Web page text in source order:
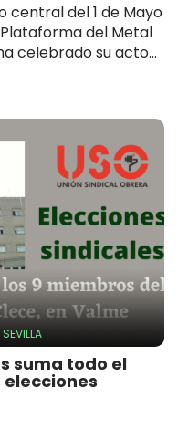
central del 1 de Mayo
del Metal
celebrado su acto...
SEVILLA
suma todo el